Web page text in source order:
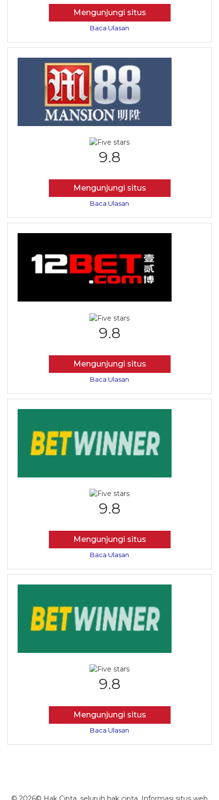
Mengunjungi situs
Baca Ulasan
9.8
Mengunjungi situs
Baca Ulasan
9.8
Mengunjungi situs
Baca Ulasan
9.8
Mengunjungi situs
Baca Ulasan
9.8
Mengunjungi situs
Baca Ulasan